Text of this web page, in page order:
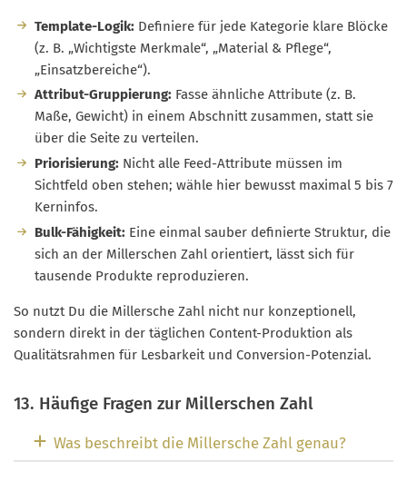
Template-Logik: Definiere für jede Kategorie klare Blöcke
(z. B. „Wichtigste Merkmale“, „Material & Pflege“,
„Einsatzbereiche“).
Attribut-Gruppierung: Fasse ähnliche Attribute (z. B.
Maße, Gewicht) in einem Abschnitt zusammen, statt sie
über die Seite zu verteilen.
Priorisierung: Nicht alle Feed-Attribute müssen im
Sichtfeld oben stehen; wähle hier bewusst maximal 5 bis 7
Kerninfos.
Bulk-Fähigkeit: Eine einmal sauber definierte Struktur, die
sich an der Millerschen Zahl orientiert, lässt sich für
tausende Produkte reproduzieren.
So nutzt Du die Millersche Zahl nicht nur konzeptionell,
sondern direkt in der täglichen Content-Produktion als
Qualitätsrahmen für Lesbarkeit und Conversion-Potenzial.
13. Häufige Fragen zur Millerschen Zahl
Was beschreibt die Millersche Zahl genau?